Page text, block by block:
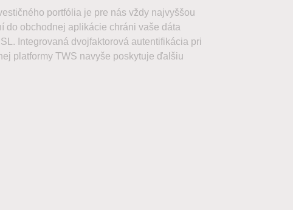
portfólia je pre nás vždy najvyššou
do obchodnej aplikácie chráni vaše dáta
Integrovaná dvojfaktorová autentifikácia pri
platformy TWS navyše poskytuje ďalšiu